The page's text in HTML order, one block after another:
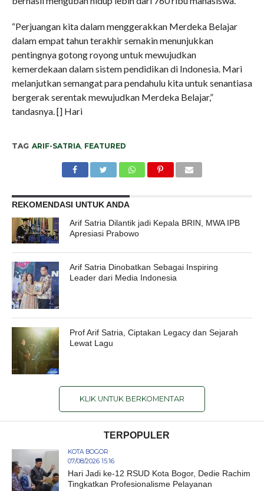
“Perjuangan kita dalam menggerakkan Merdeka Belajar
dalam empat tahun terakhir semakin menunjukkan
pentingnya gotong royong untuk mewujudkan
kemerdekaan dalam sistem pendidikan di Indonesia. Mari
melanjutkan semangat para pendahulu kita untuk senantiasa
bergerak serentak mewujudkan Merdeka Belajar,”
tandasnya. [] Hari
TAG ARIF-SATRIA, FEATURED
REKOMENDASI UNTUK ANDA
Arif Satria Dilantik jadi Kepala BRIN, MWA IPB
Apresiasi Prabowo
Arif Satria Dinobatkan Sebagai Inspiring
Leader dari Media Indonesia
Prof Arif Satria, Ciptakan Legacy dan Sejarah
Lewat Lagu
KLIK UNTUK BERKOMENTAR
TERPOPULER
KOTA BOGOR
07/08/2026 15:16
Hari Jadi ke-12 RSUD Kota Bogor, Dedie Rachim
Tingkatkan Profesionalisme Pelayanan